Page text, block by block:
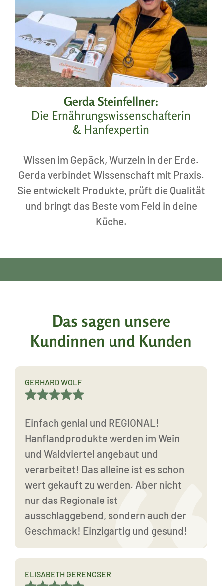
Gerda Steinfellner:
Die Ernährungs­wissen­schafterin
& Hanfexpertin
Wissen im Gepäck, Wurzeln in der Erde.
Gerda verbindet Wissenschaft mit Praxis.
Sie entwickelt Produkte, prüft die Qualität
und bringt das Beste vom Feld in deine
Küche.
Das sagen unsere
Kundinnen und Kunden
GERHARD WOLF
Einfach genial und REGIONAL!
Hanflandprodukte werden im Wein
und Waldviertel angebaut und
verarbeitet! Das alleine ist es schon
wert gekauft zu werden. Aber nicht
nur das Regionale ist
ausschlaggebend, sondern auch der
Geschmack! Einzigartig und gesund!
ELISABETH GERENCSER